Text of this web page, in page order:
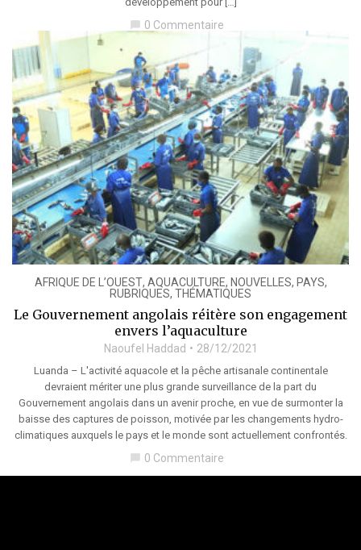
chat_bubble 0 Commentaire
AFRIQUE DE L’OUEST, AQUACULTURE, NOUVELLES, PAYS,
RUBRIQUES, THÉMATIQUES
Le Gouvernement angolais réitère son engagement
envers l’aquaculture
Naoufel Haddad 28/12/2021
Luanda – L'activité aquacole et la pêche artisanale continentale
devraient mériter une plus grande surveillance de la part du
Gouvernement angolais dans un avenir proche, en vue de surmonter la
baisse des captures de poisson, motivée par les changements hydro-
climatiques auxquels le pays et le monde sont actuellement confrontés.
chat_bubble 0 Commentaire